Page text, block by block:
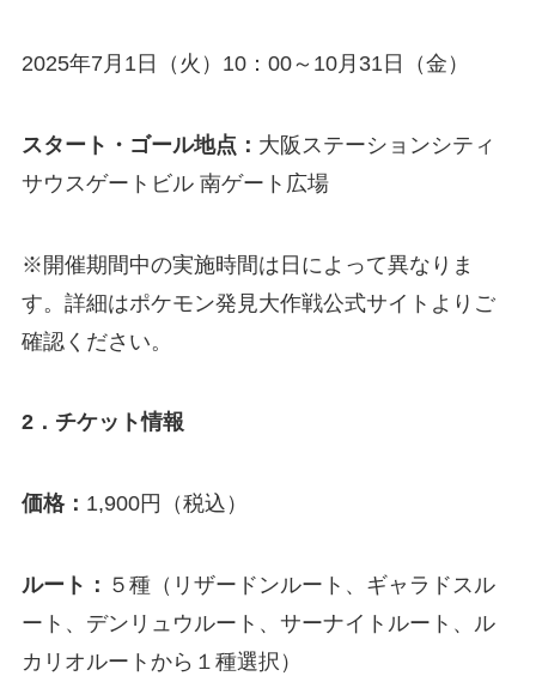
2025年7月1日（火）10：00～10月31日（金）
スタート・ゴール地点： 大阪ステーションシティ
サウスゲートビル 南ゲート広場
※開催期間中の実施時間は日によって異なりま
す。詳細はポケモン発見大作戦公式サイトよりご
確認ください。
2．チケット情報
価格： 1,900円（税込）
ルート： ５種（リザードンルート、ギャラドスル
ート、デンリュウルート、サーナイトルート、ル
カリオルートから１種選択）